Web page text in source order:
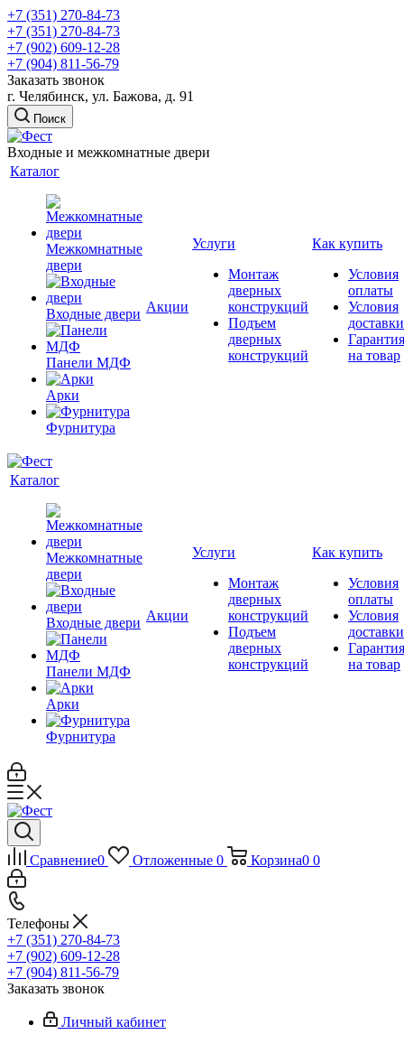
+7 (351) 270-84-73
+7 (351) 270-84-73
+7 (902) 609-12-28
+7 (904) 811-56-79
Заказать звонок
г. Челябинск, ул. Бажова, д. 91
Поиск
Входные и межкомнатные двери
Каталог
Межкомнатные
двери
Входные двери
Панели МДФ
Арки
Фурнитура
Акции
Услуги
Монтаж
дверных
конструкций
Подъем
дверных
конструкций
Как купить
Условия
оплаты
Условия
доставки
Гарантия
на товар
Каталог
Межкомнатные
двери
Входные двери
Панели МДФ
Арки
Фурнитура
Акции
Услуги
Монтаж
дверных
конструкций
Подъем
дверных
конструкций
Как купить
Условия
оплаты
Условия
доставки
Гарантия
на товар
Сравнение0 Отложенные 0 Корзина0 0
Телефоны
+7 (351) 270-84-73
+7 (902) 609-12-28
+7 (904) 811-56-79
Заказать звонок
Личный кабинет